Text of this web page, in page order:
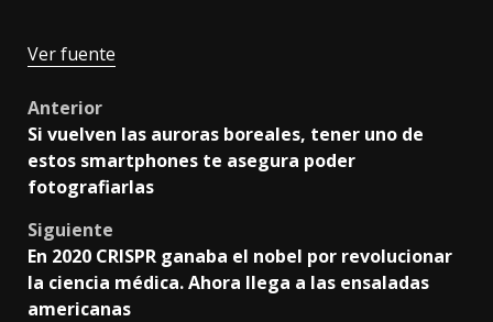
Ver fuente
Post
navigation
Anterior
Si vuelven las auroras boreales, tener uno de
estos smartphones te asegura poder
fotografiarlas
Siguiente
En 2020 CRISPR ganaba el nobel por revolucionar
la ciencia médica. Ahora llega a las ensaladas
americanas